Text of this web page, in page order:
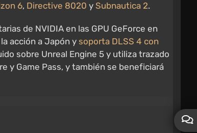
6, Directive 8020 y Subnautica 2.
de NVIDIA en las GPU GeForce en
acción a Japón y soporta DLSS 4 con
sobre Unreal Engine 5 y utiliza trazado
y Game Pass, y también se beneficiará